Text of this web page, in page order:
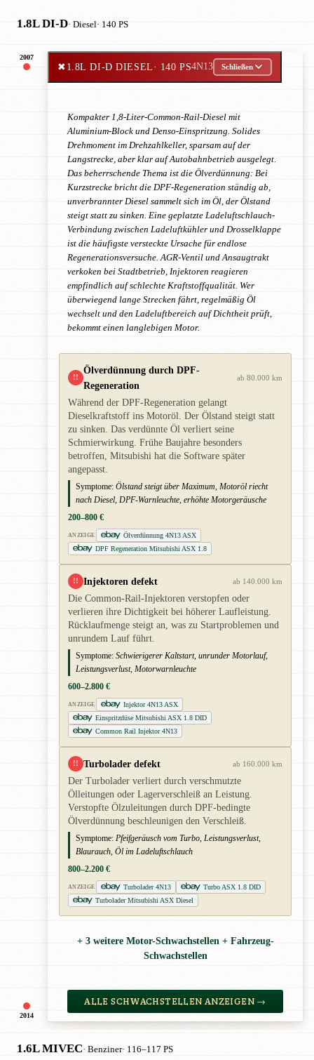
1.8L DI-D· Diesel· 140 PS
2007
2014
✖1.8L DI-D DIESEL· 140 PS4N13 Schließen
Kompakter 1,8-Liter-Common-Rail-Diesel mit
Aluminium-Block und Denso-Einspritzung. Solides
Drehmoment im Drehzahlkeller, sparsam auf der
Langstrecke, aber klar auf Autobahnbetrieb ausgelegt.
Das beherrschende Thema ist die Ölverdünnung: Bei
Kurzstrecke bricht die DPF-Regeneration ständig ab,
unverbrannter Diesel sammelt sich im Öl, der Ölstand
steigt statt zu sinken. Eine geplatzte Ladeluftschlauch-
Verbindung zwischen Ladeluftkühler und Drosselklappe
ist die häufigste versteckte Ursache für endlose
Regenerationsversuche. AGR-Ventil und Ansaugtrakt
verkoken bei Stadtbetrieb, Injektoren reagieren
empfindlich auf schlechte Kraftstoffqualität. Wer
überwiegend lange Strecken fährt, regelmäßig Öl
wechselt und den Ladeluftbereich auf Dichtheit prüft,
bekommt einen langlebigen Motor.
!!
Ölverdünnung durch DPF-
Regeneration
ab 80.000 km
Während der DPF-Regeneration gelangt
Dieselkraftstoff ins Motoröl. Der Ölstand steigt statt
zu sinken. Das verdünnte Öl verliert seine
Schmierwirkung. Frühe Baujahre besonders
betroffen, Mitsubishi hat die Software später
angepasst.
Symptome: Ölstand steigt über Maximum, Motoröl riecht
nach Diesel, DPF-Warnleuchte, erhöhte Motorgeräusche
200–800 €
ANZEIGE
Ölverdünnung 4N13 ASX
DPF Regeneration Mitsubishi ASX 1.8
!! Injektoren defekt ab 140.000 km
Die Common-Rail-Injektoren verstopfen oder
verlieren ihre Dichtigkeit bei höherer Laufleistung.
Rücklaufmenge steigt an, was zu Startproblemen und
unrundem Lauf führt.
Symptome: Schwierigerer Kaltstart, unrunder Motorlauf,
Leistungsverlust, Motorwarnleuchte
600–2.800 €
ANZEIGE
Injektor 4N13 ASX
Einspritzdüse Mitsubishi ASX 1.8 DID
Common Rail Injektor 4N13
!! Turbolader defekt ab 160.000 km
Der Turbolader verliert durch verschmutzte
Ölleitungen oder Lagerverschleiß an Leistung.
Verstopfte Ölzuleitungen durch DPF-bedingte
Ölverdünnung beschleunigen den Verschleiß.
Symptome: Pfeifgeräusch vom Turbo, Leistungsverlust,
Blaurauch, Öl im Ladeluftschlauch
800–2.200 €
ANZEIGE Turbolader 4N13
Turbo ASX 1.8 DID
Turbolader Mitsubishi ASX Diesel
+ 3 weitere Motor-Schwachstellen + Fahrzeug-
Schwachstellen
ALLE SCHWACHSTELLEN ANZEIGEN →
1.6L MIVEC· Benziner· 116–117 PS